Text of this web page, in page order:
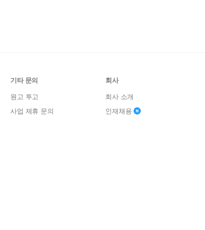
기타 문의
원고 투고
사업 제휴 문의
회사
회사 소개
인재채용